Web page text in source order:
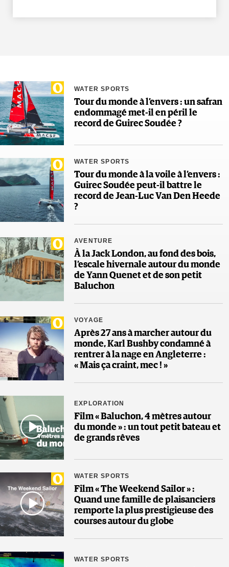
WATER SPORTS
Tour du monde à l’envers : un safran
endommagé met-il en péril le
record de Guirec Soudée ?
WATER SPORTS
Tour du monde à la voile à l’envers :
Guirec Soudée peut-il battre le
record de Jean-Luc Van Den Heede
?
AVENTURE
À la Jack London, au fond des bois,
l’escale hivernale autour du monde
de Yann Quenet et de son petit
Baluchon
VOYAGE
Après 27 ans à marcher autour du
monde, Karl Bushby condamné à
rentrer à la nage en Angleterre :
« Mais ça craint, mec ! »
EXPLORATION
Film « Baluchon, 4 mètres autour
du monde » : un tout petit bateau et
de grands rêves
WATER SPORTS
Film « The Weekend Sailor » :
Quand une famille de plaisanciers
remporte la plus prestigieuse des
courses autour du globe
WATER SPORTS